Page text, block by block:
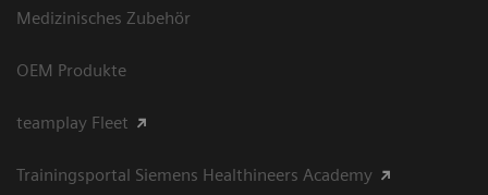
Medizinisches Zubehör
OEM Produkte
teamplay Fleet
Trainingsportal Siemens Healthineers Academy